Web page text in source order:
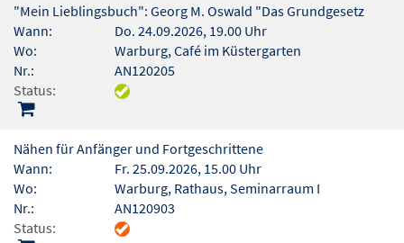
"Mein Lieblingsbuch": Georg M. Oswald "Das Grundgesetz
Wann:
Do. 24.09.2026, 19.00 Uhr
Wo:
Warburg, Café im Küstergarten
Nr.:
AN120205
Status:
Nähen für Anfänger und Fortgeschrittene
Wann:
Fr. 25.09.2026, 15.00 Uhr
Wo:
Warburg, Rathaus, Seminarraum I
Nr.:
AN120903
Status: